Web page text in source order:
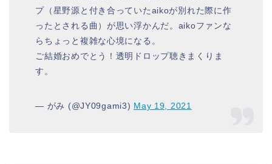
プ（星野源と付き合っていたaikoが別れた際に作
ったとされる曲）が思い浮かんだ。aikoファンな
らちょっと複雑な心境になる。
ご結婚おめでとう！透明ドロップ聴きまくりま
す。
— がみ (@JY09gami3) May 19, 2021